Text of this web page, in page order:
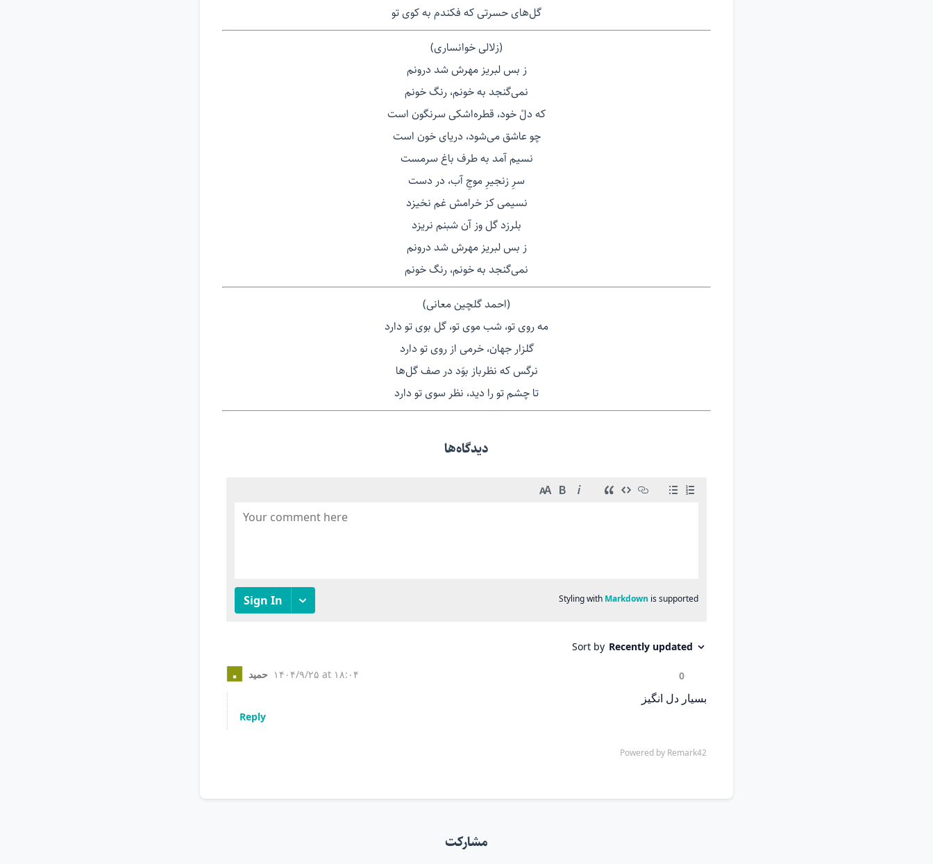
گل‌های حسرتی که فکندم به کوی تو
(زلالی خوانساری)
ز بس لبریز مهرش شد درونم
نمی‌گنجد به خونم، رنگ خونم
که دلْ خود، قطره‌اشکی سرنگون است
چو عاشق می‌شود، دریای خون است
نسیم آمد به طرف باغ سرمست
سرِ زنجیرِ موجِ آب، در دست
نسیمی کز خرامش غم نخیزد
بلرزد گل وز آن شبنم نریزد
ز بس لبریز مهرش شد درونم
نمی‌گنجد به خونم، رنگ خونم
(احمد گلچین معانی)
مه روی تو، شب موی تو، گل بوی تو دارد
گلزار جهان، خرمی از روی تو دارد
نرگس که نظرباز بوَد در صف گل‌ها
تا چشم تو را دید، نظر سوی تو دارد
دیدگاه‌ها
مشارکت